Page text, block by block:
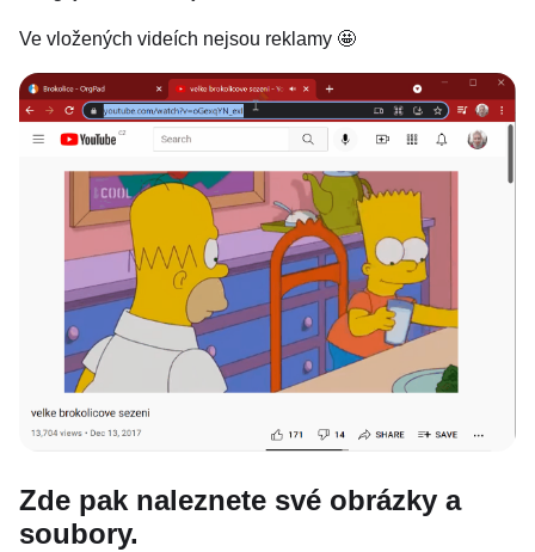
Ve vložených videích nejsou reklamy 🤩
Zde pak naleznete své obrázky a
soubory.